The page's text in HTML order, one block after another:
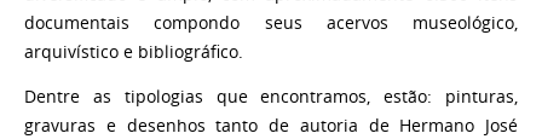
documentais compondo seus acervos museológico,
arquivístico e bibliográfico.
Dentre as tipologias que encontramos, estão: pinturas,
gravuras e desenhos tanto de autoria de Hermano José